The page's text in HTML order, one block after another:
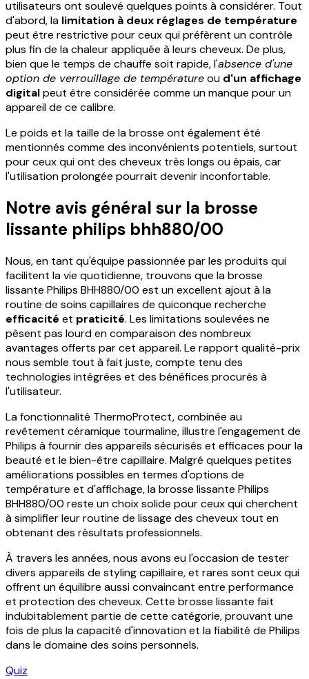
utilisateurs ont soulevé quelques points à considérer. Tout
d'abord, la limitation à deux réglages de température
peut être restrictive pour ceux qui préfèrent un contrôle
plus fin de la chaleur appliquée à leurs cheveux. De plus,
bien que le temps de chauffe soit rapide, l'absence d'une
option de verrouillage de températureou d'un affichage
digitalpeut être considérée comme un manque pour un
appareil de ce calibre.
Le poids et la taille de la brosse ont également été
mentionnés comme des inconvénients potentiels, surtout
pour ceux qui ont des cheveux très longs ou épais, car
l'utilisation prolongée pourrait devenir inconfortable.
Notre avis général sur la brosse
lissante philips bhh880/00
Nous, en tant qu'équipe passionnée par les produits qui
facilitent la vie quotidienne, trouvons que la brosse
lissante Philips BHH880/00 est un excellent ajout à la
routine de soins capillaires de quiconque recherche
efficacité et praticité. Les limitations soulevées ne
pèsent pas lourd en comparaison des nombreux
avantages offerts par cet appareil. Le rapport qualité-prix
nous semble tout à fait juste, compte tenu des
technologies intégrées et des bénéfices procurés à
l'utilisateur.
La fonctionnalité ThermoProtect, combinée au
revêtement céramique tourmaline, illustre l'engagement de
Philips à fournir des appareils sécurisés et efficaces pour la
beauté et le bien-être capillaire. Malgré quelques petites
améliorations possibles en termes d'options de
température et d'affichage, la brosse lissante Philips
BHH880/00 reste un choix solide pour ceux qui cherchent
à simplifier leur routine de lissage des cheveux tout en
obtenant des résultats professionnels.
À travers les années, nous avons eu l'occasion de tester
divers appareils de styling capillaire, et rares sont ceux qui
offrent un équilibre aussi convaincant entre performance
et protection des cheveux. Cette brosse lissante fait
indubitablement partie de cette catégorie, prouvant une
fois de plus la capacité d'innovation et la fiabilité de Philips
dans le domaine des soins personnels.
Quiz